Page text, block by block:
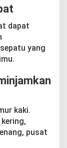
dapat
yang
kaki.
pusat